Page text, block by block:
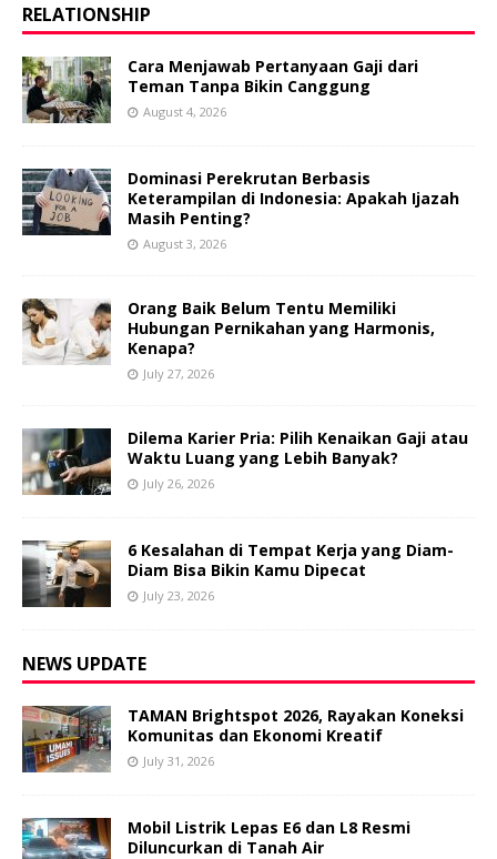
RELATIONSHIP
Cara Menjawab Pertanyaan Gaji dari
Teman Tanpa Bikin Canggung
August 4, 2026
Dominasi Perekrutan Berbasis
Keterampilan di Indonesia: Apakah Ijazah
Masih Penting?
August 3, 2026
Orang Baik Belum Tentu Memiliki
Hubungan Pernikahan yang Harmonis,
Kenapa?
July 27, 2026
Dilema Karier Pria: Pilih Kenaikan Gaji atau
Waktu Luang yang Lebih Banyak?
July 26, 2026
6 Kesalahan di Tempat Kerja yang Diam-
Diam Bisa Bikin Kamu Dipecat
July 23, 2026
NEWS UPDATE
TAMAN Brightspot 2026, Rayakan Koneksi
Komunitas dan Ekonomi Kreatif
July 31, 2026
Mobil Listrik Lepas E6 dan L8 Resmi
Diluncurkan di Tanah Air